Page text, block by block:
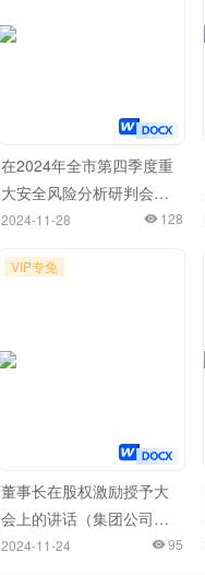
在2024年全市第四季度重
大安全风险分析研判会上
的讲话
2024-11-28 128
VIP专免
董事长在股权激励授予大
会上的讲话（集团公司）
（2篇）
2024-11-24 95